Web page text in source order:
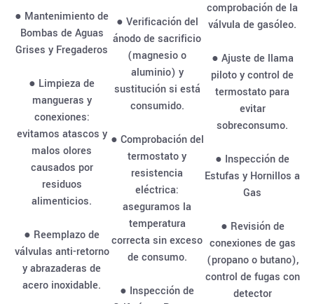
● Mantenimiento de
Bombas de Aguas
Grises y Fregaderos
● Limpieza de
mangueras y
conexiones:
evitamos atascos y
malos olores
causados por
residuos
alimenticios.
● Reemplazo de
válvulas anti-retorno
y abrazaderas de
acero inoxidable.
● Verificación del
ánodo de sacrificio
(magnesio o
aluminio) y
sustitución si está
consumido.
● Comprobación del
termostato y
resistencia
eléctrica:
aseguramos la
temperatura
correcta sin exceso
de consumo.
● Inspección de
comprobación de la
válvula de gasóleo.
● Ajuste de llama
piloto y control de
termostato para
evitar
sobreconsumo.
● Inspección de
Estufas y Hornillos a
Gas
● Revisión de
conexiones de gas
(propano o butano),
control de fugas con
detector